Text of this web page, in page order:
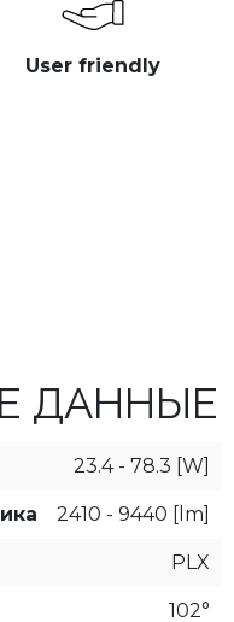
User friendly
ДАННЫЕ
23.4 - 78.3 [W]
2410 - 9440 [lm]
PLX
102°